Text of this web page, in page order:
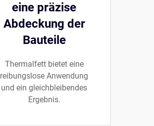
eine präzise
Abdeckung der
Bauteile
Thermalfett bietet eine
reibungslose Anwendung
und ein gleichbleibendes
Ergebnis.